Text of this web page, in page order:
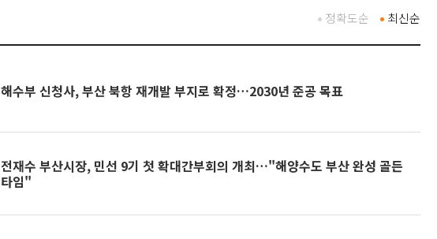
최신순
정확도순
해수부 신청사, 부산 북항 재개발 부지로 확정…2030년 준공 목표
전재수 부산시장, 민선 9기 첫 확대간부회의 개최…"해양수도 부산 완성 골든
타임"